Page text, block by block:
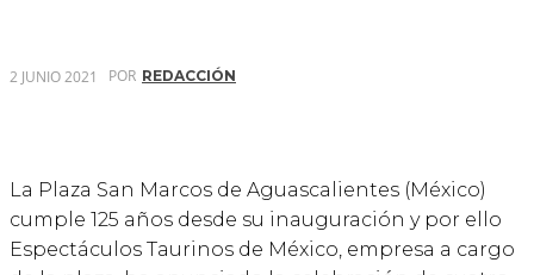
2 JUNIO 2021 POR REDACCIÓN
La Plaza San Marcos de Aguascalientes (México)
cumple 125 años desde su inauguración y por ello
Espectáculos Taurinos de México, empresa a cargo